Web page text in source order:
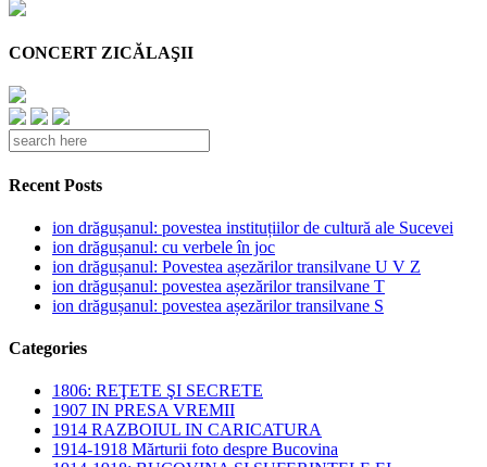
CONCERT ZICĂLAŞII
Recent Posts
ion drăgușanul: povestea instituțiilor de cultură ale Sucevei
ion drăgușanul: cu verbele în joc
ion drăgușanul: Povestea așezărilor transilvane U V Z
ion drăgușanul: povestea așezărilor transilvane T
ion drăgușanul: povestea așezărilor transilvane S
Categories
1806: REŢETE ŞI SECRETE
1907 IN PRESA VREMII
1914 RAZBOIUL IN CARICATURA
1914-1918 Mărturii foto despre Bucovina